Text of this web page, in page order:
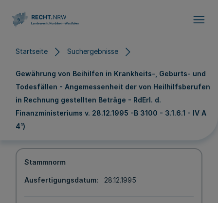
Startseite Suchergebnisse
Gewährung von Beihilfen in Krankheits-, Geburts- und
Todesfällen - Angemessenheit der von Heilhilfsberufen
in Rechnung gestellten Beträge - RdErl. d.
Finanzministeriums v. 28.12.1995 -B 3100 - 3.1.6.1 - IV A
4¹)
Stammnorm
Ausfertigungsdatum 28.12.1995